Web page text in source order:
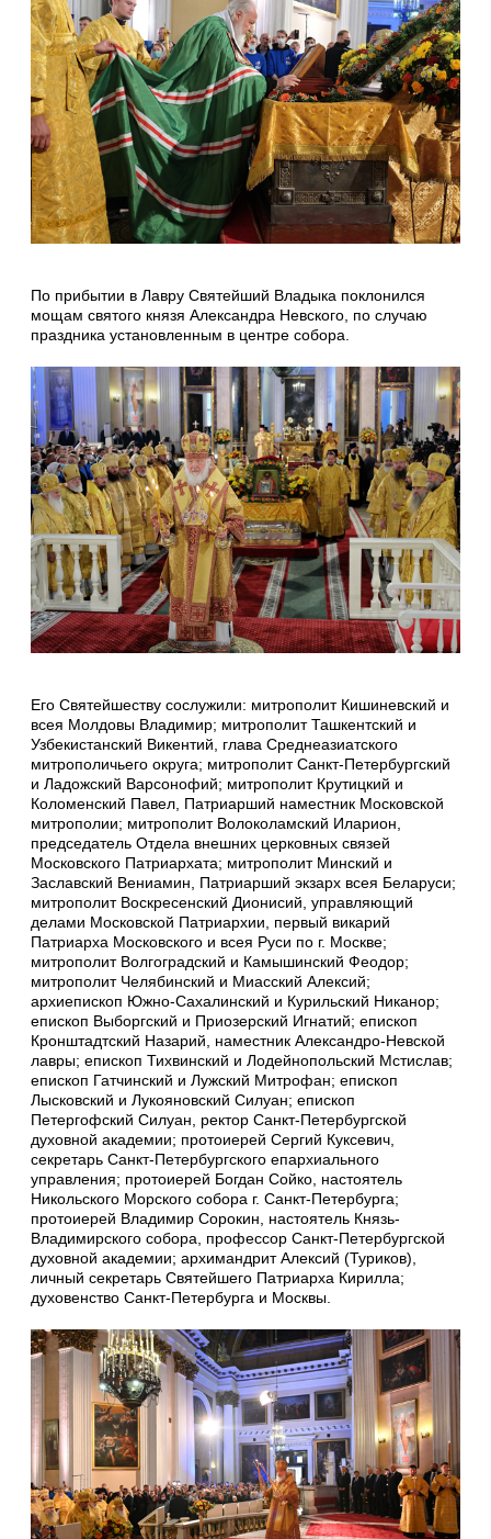
По прибытии в Лавру Святейший Владыка поклонился
мощам святого князя Александра Невского, по случаю
праздника установленным в центре собора.
Его Святейшеству сослужили: митрополит Кишиневский и
всея Молдовы Владимир; митрополит Ташкентский и
Узбекистанский Викентий, глава Среднеазиатского
митрополичьего округа; митрополит Санкт-Петербургский
и Ладожский Варсонофий; митрополит Крутицкий и
Коломенский Павел, Патриарший наместник Московской
митрополии; митрополит Волоколамский Иларион,
председатель Отдела внешних церковных связей
Московского Патриархата; митрополит Минский и
Заславский Вениамин, Патриарший экзарх всея Беларуси;
митрополит Воскресенский Дионисий, управляющий
делами Московской Патриархии, первый викарий
Патриарха Московского и всея Руси по г. Москве;
митрополит Волгоградский и Камышинский Феодор;
митрополит Челябинский и Миасский Алексий;
архиепископ Южно-Сахалинский и Курильский Никанор;
епископ Выборгский и Приозерский Игнатий; епископ
Кронштадтский Назарий, наместник Александро-Невской
лавры; епископ Тихвинский и Лодейнопольский Мстислав;
епископ Гатчинский и Лужский Митрофан; епископ
Лысковский и Лукояновский Силуан; епископ
Петергофский Силуан, ректор Санкт-Петербургской
духовной академии; протоиерей Сергий Куксевич,
секретарь Санкт-Петербургского епархиального
управления; протоиерей Богдан Сойко, настоятель
Никольского Морского собора г. Санкт-Петербурга;
протоиерей Владимир Сорокин, настоятель Князь-
Владимирского собора, профессор Санкт-Петербургской
духовной академии; архимандрит Алексий (Туриков),
личный секретарь Святейшего Патриарха Кирилла;
духовенство Санкт-Петербурга и Москвы.